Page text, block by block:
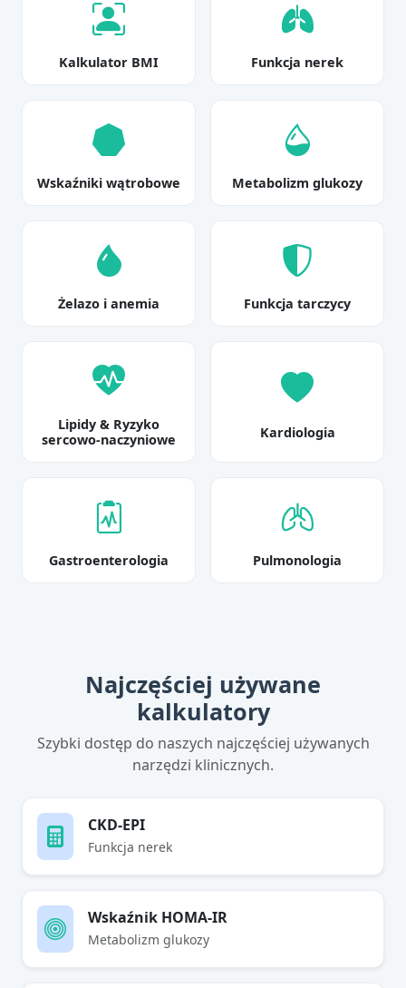
Kalkulator BMI Funkcja nerek
Wskaźniki wątrobowe Metabolizm glukozy
Żelazo i anemia Funkcja tarczycy
Lipidy & Ryzyko
sercowo-naczyniowe
Kardiologia
Gastroenterologia Pulmonologia
Najczęściej używane
kalkulatory
Szybki dostęp do naszych najczęściej używanych
narzędzi klinicznych.
CKD-EPI
Funkcja nerek
Wskaźnik HOMA-IR
Metabolizm glukozy